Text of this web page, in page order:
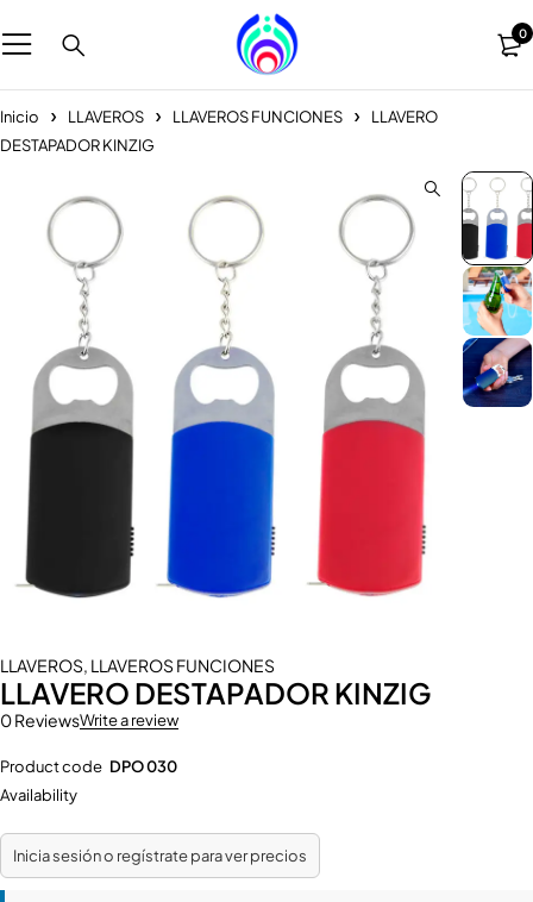
0
Inicio LLAVEROS LLAVEROS FUNCIONES
LLAVERO
DESTAPADOR KINZIG
LLAVEROS, LLAVEROS FUNCIONES
LLAVERO DESTAPADOR KINZIG
0 ReviewsWrite a review
Product code DPO 030
Availability
Inicia sesión o regístrate para ver precios